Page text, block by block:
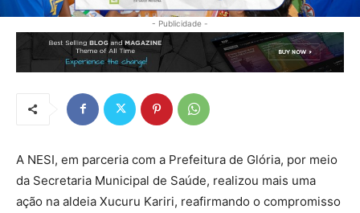
- Publicidade -
A NESI, em parceria com a Prefeitura de Glória, por meio
da Secretaria Municipal de Saúde, realizou mais uma
ação na aldeia Xucuru Kariri, reafirmando o compromisso